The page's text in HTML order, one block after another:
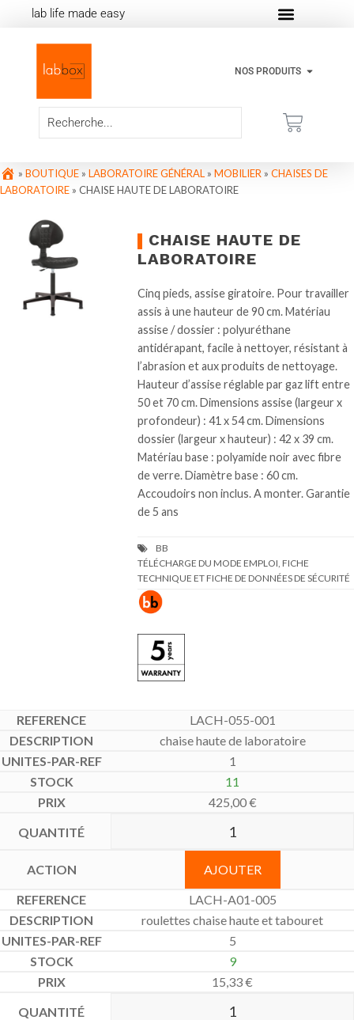
lab life made easy
NOS PRODUITS
» BOUTIQUE » LABORATOIRE GÉNÉRAL » MOBILIER » CHAISES DE
LABORATOIRE » CHAISE HAUTE DE LABORATOIRE
CHAISE HAUTE DE
LABORATOIRE
Cinq pieds, assise giratoire. Pour travailler
assis à une hauteur de 90 cm. Matériau
assise / dossier : polyuréthane
antidérapant, facile à nettoyer, résistant à
l’abrasion et aux produits de nettoyage.
Hauteur d’assise réglable par gaz lift entre
50 et 70 cm. Dimensions assise (largeur x
profondeur) : 41 x 54 cm. Dimensions
dossier (largeur x hauteur) : 42 x 39 cm.
Matériau base : polyamide noir avec fibre
de verre. Diamètre base : 60 cm.
Accoudoirs non inclus. A monter. Garantie
de 5 ans
TÉLÉCHARGE DU MODE EMPLOI, FICHE
TECHNIQUE ET FICHE DE DONNÉES DE SÉCURITÉ
LACH-055-001
chaise haute de laboratoire
1
11
425,00€
AJOUTER
LACH-A01-005
roulettes chaise haute et tabouret
5
9
15,33€